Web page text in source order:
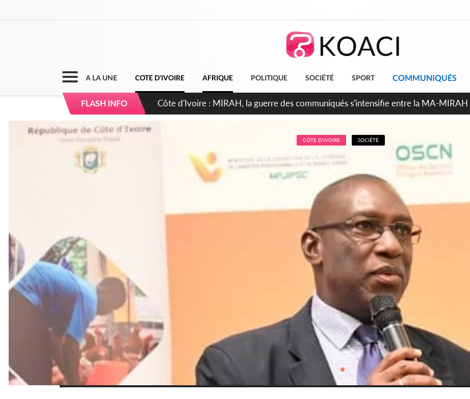
A LA UNE COTE D'IVOIRE AFRIQUE POLITIQUE SOCIÉTÉ SPORT COMMUNIQUÉS
FLASH INFO Côte d'Ivoire : Indépendance 2026, Thiam plaide pour un environnement
CÔTE D'IVOIRE SOCIÉTÉ